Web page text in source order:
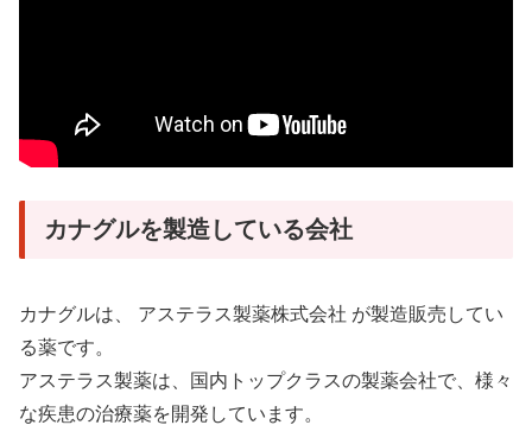
カナグルを製造している会社
カナグルは、 アステラス製薬株式会社 が製造販売してい
る薬です。
アステラス製薬は、国内トップクラスの製薬会社で、様々
な疾患の治療薬を開発しています。